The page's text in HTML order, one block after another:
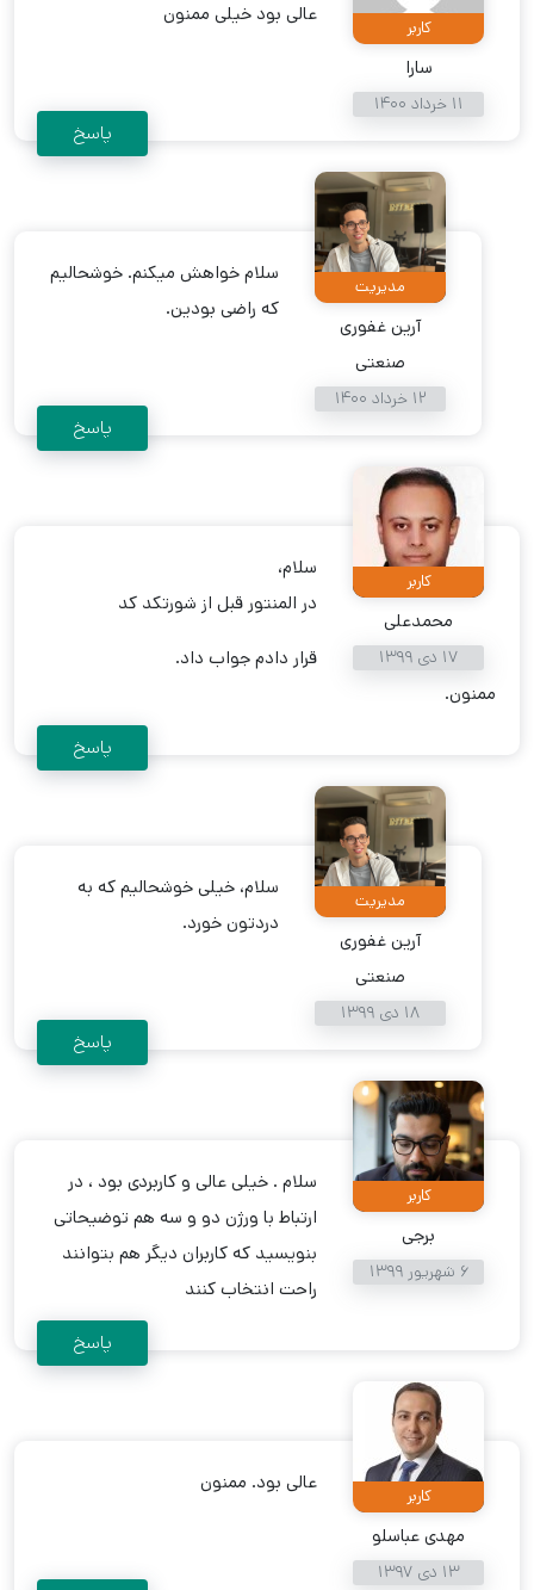
کاربر
سارا
11 خرداد 1400
عالی بود خیلی ممنون
پاسخ
مدیریت
آرین غفوری
صنعتی
12 خرداد 1400
سلام خواهش میکنم. خوشحالیم
که راضی بودین.
پاسخ
کاربر
محمدعلی
17 دی 1399
سلام،
در المنتور قبل از شورتکد کد
قرار دادم جواب داد.
ممنون.
پاسخ
مدیریت
آرین غفوری
صنعتی
18 دی 1399
سلام، خیلی خوشحالیم که به
دردتون خورد.
پاسخ
کاربر
برجی
6 شهریور 1399
سلام . خیلی عالی و کاربردی بود ، در
ارتباط با ورژن دو و سه هم توضیحاتی
بنویسید که کاربران دیگر هم بتوانند
راحت انتخاب کنند
پاسخ
کاربر
مهدی عباسلو
13 دی 1397
عالی بود. ممنون